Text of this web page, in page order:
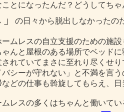
ことになったんだ？どうしてち
の日々から脱出しなかったの
ムレスの自立支援のための施
ゃんと屋根のある場所でベッド
れていてまさに至れり尽くせ
バシーが守れない」と不満を言
どの仕事も斡旋してもらえ、
レスの多くはちゃんと働いて